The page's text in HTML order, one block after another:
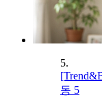
5.
동 5